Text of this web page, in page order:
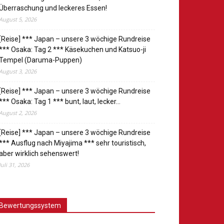
und leckeres Essen!
5, 2026
*** Japan – unsere 3 wöchige Rundreise
Osaka: Tag 2 *** Käsekuchen und Katsuo-ji
(Daruma-Puppen)
3, 2026
*** Japan – unsere 3 wöchige Rundreise
Osaka: Tag 1 *** bunt, laut, lecker…
2, 2026
*** Japan – unsere 3 wöchige Rundreise
Ausflug nach Miyajima *** sehr touristisch,
wirklich sehenswert!
31, 2026